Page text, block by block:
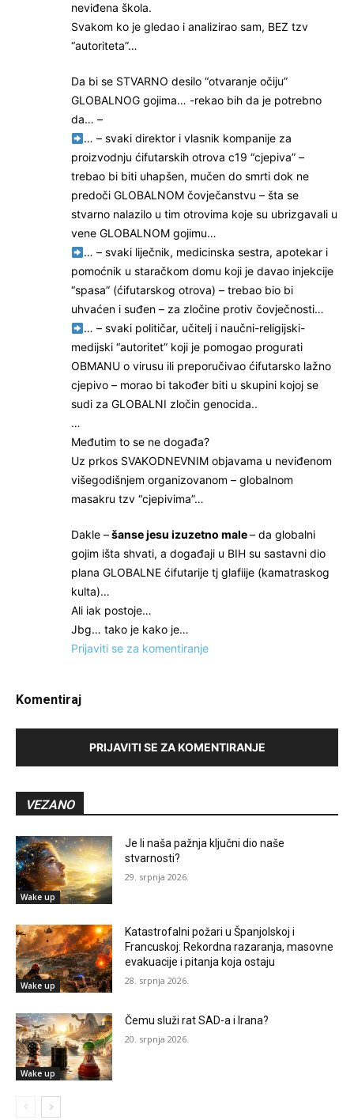
neviđena škola.
Svakom ko je gledao i analizirao sam, BEZ tzv
“autoriteta”…
Da bi se STVARNO desilo “otvaranje očiju”
GLOBALNOG gojima… -rekao bih da je potrebno
da… –
… – svaki direktor i vlasnik kompanije za
proizvodnju ćifutarskih otrova c19 “cjepiva” –
trebao bi biti uhapšen, mučen do smrti dok ne
predoči GLOBALNOM čovječanstvu – šta se
stvarno nalazilo u tim otrovima koje su ubrizgavali u
vene GLOBALNOM gojimu…
… – svaki liječnik, medicinska sestra, apotekar i
pomoćnik u staračkom domu koji je davao injekcije
“spasa” (ćifutarskog otrova) – trebao bio bi
uhvaćen i suđen – za zločine protiv čovječnosti…
… – svaki političar, učitelj i naučni-religijski-
medijski “autoritet” koji je pomogao progurati
OBMANU o virusu ili preporučivao ćifutarsko lažno
cjepivo – morao bi također biti u skupini kojoj se
sudi za GLOBALNI zločin genocida..
…
Međutim to se ne događa?
Uz prkos SVAKODNEVNIM objavama u neviđenom
višegodišnjem organizovanom – globalnom
masakru tzv “cjepivima”…
Dakle –šanse jesu izuzetno male– da globalni
gojim išta shvati, a događaji u BIH su sastavni dio
plana GLOBALNE ćifutarije tj glafiije (kamatraskog
kulta)…
Ali iak postoje…
Jbg… tako je kako je…
Prijaviti se za komentiranje
Komentiraj
PRIJAVITI SE ZA KOMENTIRANJE
VEZANO
Wake up
Je li naša pažnja ključni dio naše
stvarnosti?
29. srpnja 2026.
Wake up
Katastrofalni požari u Španjolskoj i
Francuskoj: Rekordna razaranja, masovne
evakuacije i pitanja koja ostaju
28. srpnja 2026.
Wake up
Čemu služi rat SAD-a i Irana?
20. srpnja 2026.